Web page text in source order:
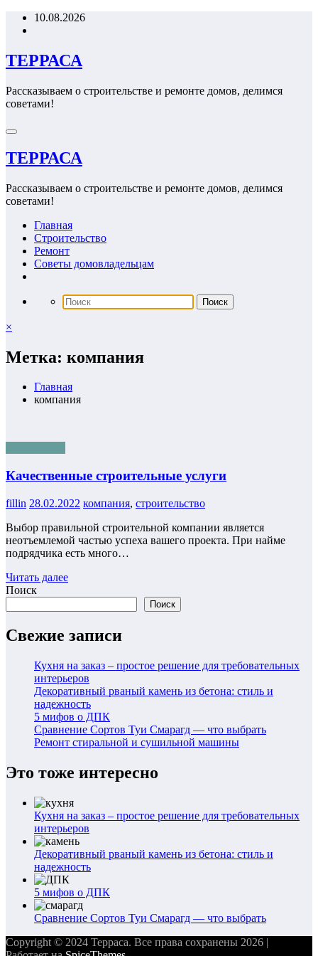
Перейти10.08.2026
ТЕРРАСА
Рассказываем о строительстве и ремонте домов, делимся
советами!
ТЕРРАСА
Рассказываем о строительстве и ремонте домов, делимся
советами!
Главная
Строительство
Ремонт
Советы домовладельцам
×
Метка: компания
Главная
компания
Качественные строительные услуги
fillin 28.02.2022 компания, строительство
Выбор правильной строительной компании является
неотъемлемой частью успеха вашего проекта. При найме
подрядчика есть много…
Читать далее
Поиск
Поиск
Свежие записи
Кухня на заказ – простое решение для требовательных
интерьеров
Декоративный рваный камень из бетона: стиль и
надежность
5 мифов о ДПК
Сравнение Сортов Туи Смарагд — что выбрать
Ремонт стиральной и сушильной машины
Это тоже интересно
Кухня на заказ – простое решение для требовательных
интерьеров
Декоративный рваный камень из бетона: стиль и
надежность
5 мифов о ДПК
Сравнение Сортов Туи Смарагд — что выбрать
Copyright © 2024 Терраса. Все права сохранены 2026 |